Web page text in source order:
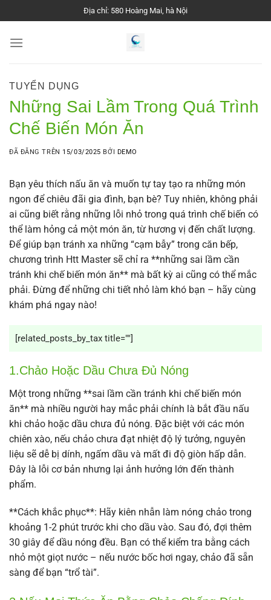
đến
nội
Địa chỉ: 580 Hoàng Mai, hà Nội
TUYỂN DỤNG
Những Sai Lầm Trong Quá Trình
Chế Biến Món Ăn
ĐÃ ĐĂNG TRÊN 15/03/2025 BỞI DEMO
Bạn yêu thích nấu ăn và muốn tự tay tạo ra những món
ngon để chiêu đãi gia đình, bạn bè? Tuy nhiên, không phải
ai cũng biết rằng những lỗi nhỏ trong quá trình chế biến có
thể làm hỏng cả một món ăn, từ hương vị đến chất lượng.
Để giúp bạn tránh xa những “cạm bẫy” trong căn bếp,
chương trình Htt Master sẽ chỉ ra **những sai lầm cần
tránh khi chế biến món ăn** mà bất kỳ ai cũng có thể mắc
phải. Đừng để những chi tiết nhỏ làm khó bạn – hãy cùng
khám phá ngay nào!
[related_posts_by_tax title=""]
1.Chảo Hoặc Dầu Chưa Đủ Nóng
Một trong những **sai lầm cần tránh khi chế biến món
ăn** mà nhiều người hay mắc phải chính là bắt đầu nấu
khi chảo hoặc dầu chưa đủ nóng. Đặc biệt với các món
chiên xào, nếu chảo chưa đạt nhiệt độ lý tưởng, nguyên
liệu sẽ dễ bị dính, ngấm dầu và mất đi độ giòn hấp dẫn.
Đây là lỗi cơ bản nhưng lại ảnh hưởng lớn đến thành
phẩm.
**Cách khắc phục**: Hãy kiên nhẫn làm nóng chảo trong
khoảng 1-2 phút trước khi cho dầu vào. Sau đó, đợi thêm
30 giây để dầu nóng đều. Bạn có thể kiểm tra bằng cách
nhỏ một giọt nước – nếu nước bốc hơi ngay, chảo đã sẵn
sàng để bạn “trổ tài”.